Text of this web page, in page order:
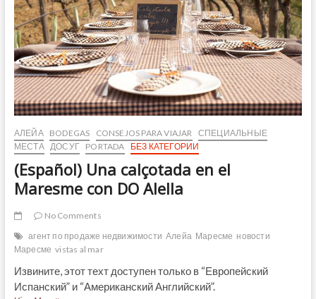
АЛЕЙА BODEGAS CONSEJOS PARA VIAJAR СПЕЦИАЛЬНЫЕ
МЕСТА ДОСУГ PORTADA БЕЗ КАТЕГОРИИ
(Español) Una calçotada en el
Maresme con DO Alella
No Comments
агент по продаже недвижимости Алейа Маресме новости
Маресме vistas al mar
Извините, этот техт доступен только в “Европейский
Испанский” и “Американский Английский”.